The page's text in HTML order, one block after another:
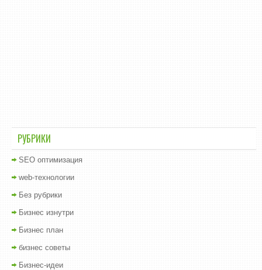
РУБРИКИ
SEO оптимизация
web-технологии
Без рубрики
Бизнес изнутри
Бизнес план
бизнес советы
Бизнес-идеи